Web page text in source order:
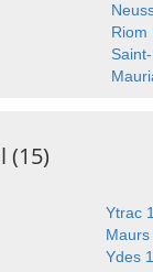
Riom
(15)
Ytrac
Ydes